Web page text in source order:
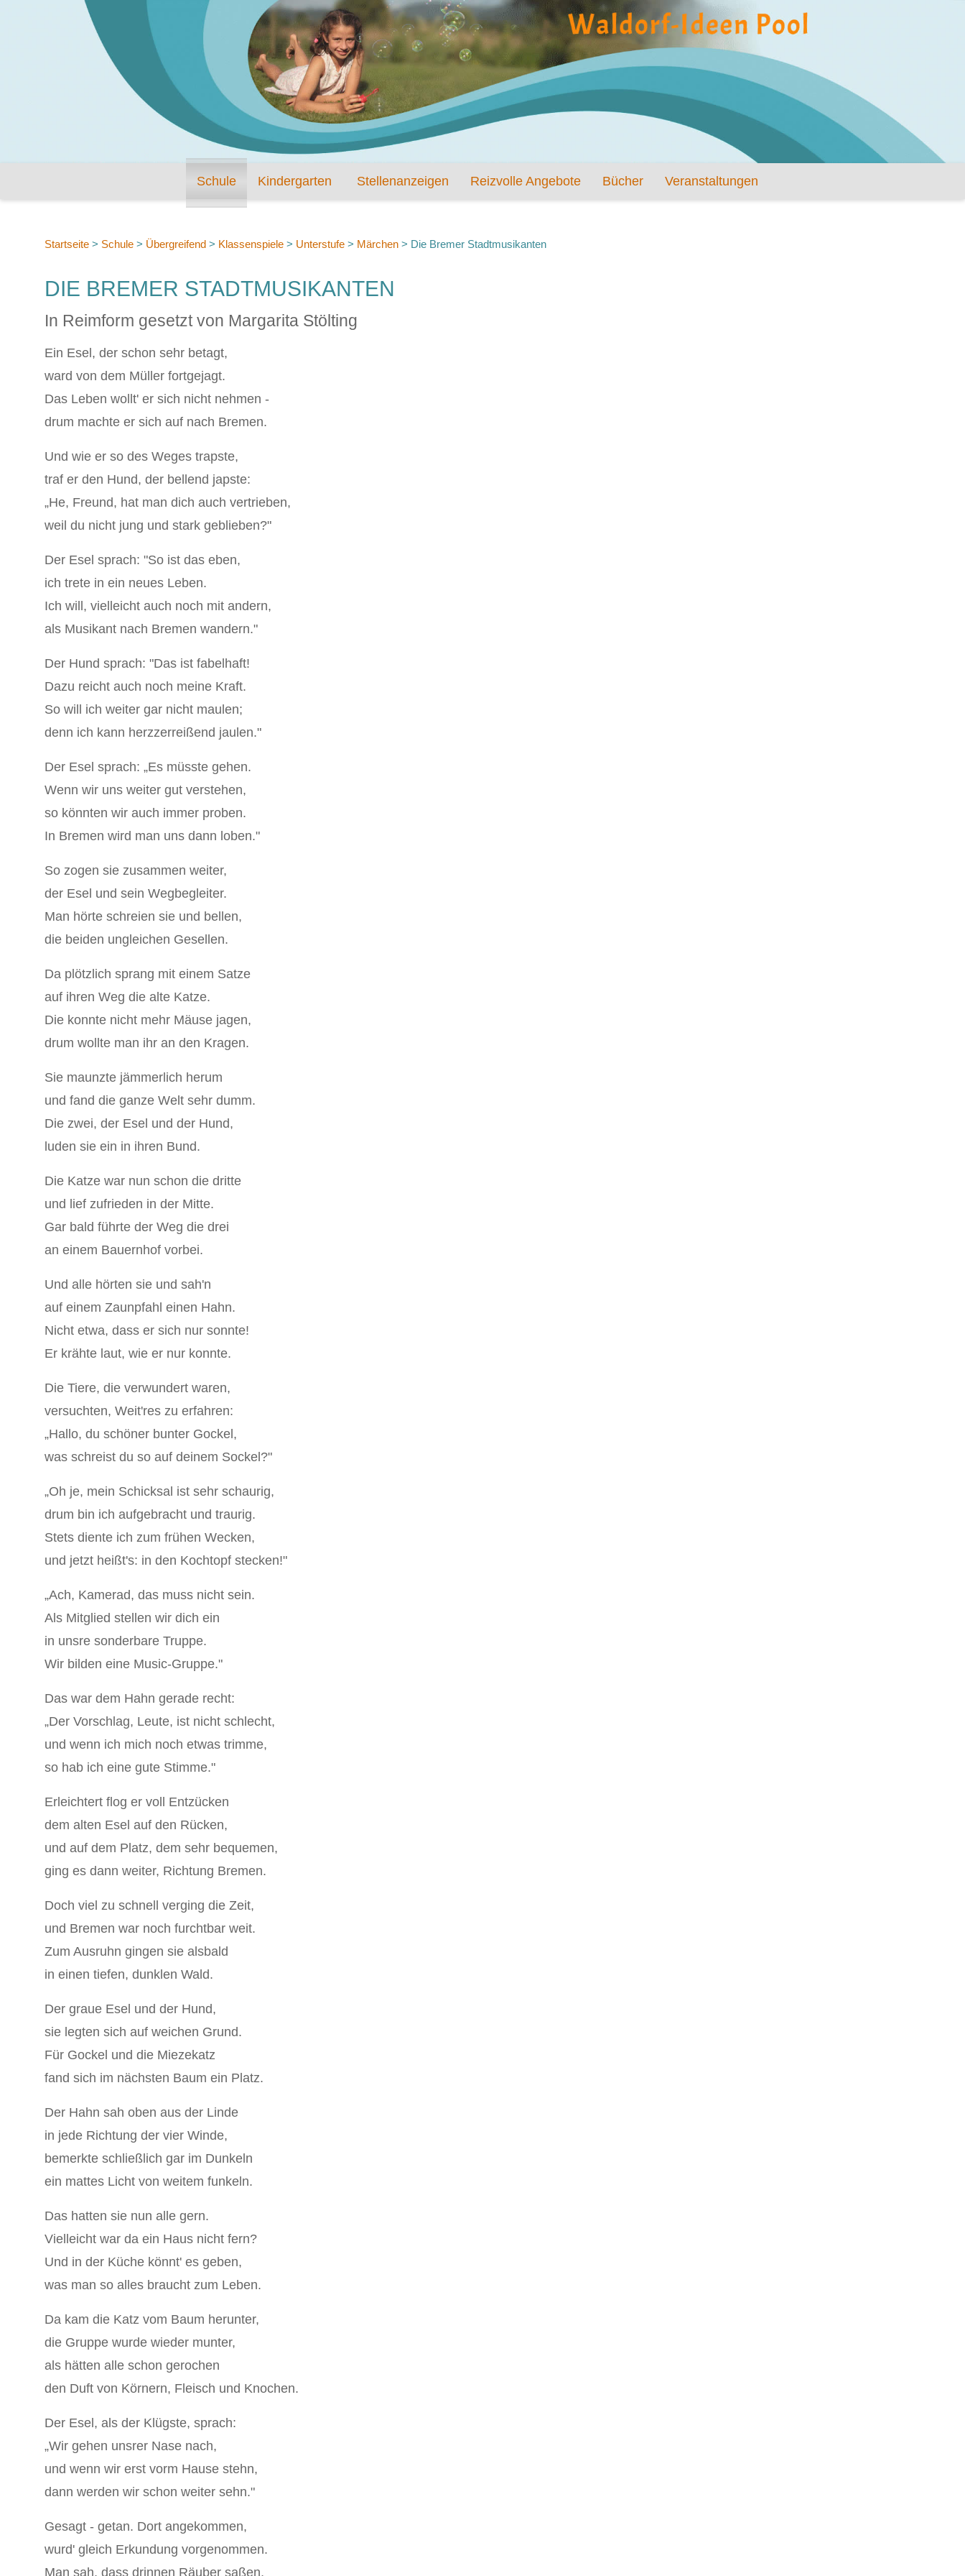
Schule Kindergarten Stellenanzeigen Reizvolle Angebote Bücher Veranstaltungen
Startseite > Schule > Übergreifend > Klassenspiele > Unterstufe > Märchen > Die Bremer Stadtmusikanten
DIE BREMER STADTMUSIKANTEN
In Reimform gesetzt von Margarita Stölting
Ein Esel, der schon sehr betagt,
ward von dem Müller fortgejagt.
Das Leben wollt' er sich nicht nehmen -
drum machte er sich auf nach Bremen.
Und wie er so des Weges trapste,
traf er den Hund, der bellend japste:
„He, Freund, hat man dich auch vertrieben,
weil du nicht jung und stark geblieben?"
Der Esel sprach: "So ist das eben,
ich trete in ein neues Leben.
Ich will, vielleicht auch noch mit andern,
als Musikant nach Bremen wandern."
Der Hund sprach: "Das ist fabelhaft!
Dazu reicht auch noch meine Kraft.
So will ich weiter gar nicht maulen;
denn ich kann herzzerreißend jaulen."
Der Esel sprach: „Es müsste gehen.
Wenn wir uns weiter gut verstehen,
so könnten wir auch immer proben.
In Bremen wird man uns dann loben."
So zogen sie zusammen weiter,
der Esel und sein Wegbegleiter.
Man hörte schreien sie und bellen,
die beiden ungleichen Gesellen.
Da plötzlich sprang mit einem Satze
auf ihren Weg die alte Katze.
Die konnte nicht mehr Mäuse jagen,
drum wollte man ihr an den Kragen.
Sie maunzte jämmerlich herum
und fand die ganze Welt sehr dumm.
Die zwei, der Esel und der Hund,
luden sie ein in ihren Bund.
Die Katze war nun schon die dritte
und lief zufrieden in der Mitte.
Gar bald führte der Weg die drei
an einem Bauernhof vorbei.
Und alle hörten sie und sah'n
auf einem Zaunpfahl einen Hahn.
Nicht etwa, dass er sich nur sonnte!
Er krähte laut, wie er nur konnte.
Die Tiere, die verwundert waren,
versuchten, Weit'res zu erfahren:
„Hallo, du schöner bunter Gockel,
was schreist du so auf deinem Sockel?"
„Oh je, mein Schicksal ist sehr schaurig,
drum bin ich aufgebracht und traurig.
Stets diente ich zum frühen Wecken,
und jetzt heißt's: in den Kochtopf stecken!"
„Ach, Kamerad, das muss nicht sein.
Als Mitglied stellen wir dich ein
in unsre sonderbare Truppe.
Wir bilden eine Music-Gruppe."
Das war dem Hahn gerade recht:
„Der Vorschlag, Leute, ist nicht schlecht,
und wenn ich mich noch etwas trimme,
so hab ich eine gute Stimme."
Erleichtert flog er voll Entzücken
dem alten Esel auf den Rücken,
und auf dem Platz, dem sehr bequemen,
ging es dann weiter, Richtung Bremen.
Doch viel zu schnell verging die Zeit,
und Bremen war noch furchtbar weit.
Zum Ausruhn gingen sie alsbald
in einen tiefen, dunklen Wald.
Der graue Esel und der Hund,
sie legten sich auf weichen Grund.
Für Gockel und die Miezekatz
fand sich im nächsten Baum ein Platz.
Der Hahn sah oben aus der Linde
in jede Richtung der vier Winde,
bemerkte schließlich gar im Dunkeln
ein mattes Licht von weitem funkeln.
Das hatten sie nun alle gern.
Vielleicht war da ein Haus nicht fern?
Und in der Küche könnt' es geben,
was man so alles braucht zum Leben.
Da kam die Katz vom Baum herunter,
die Gruppe wurde wieder munter,
als hätten alle schon gerochen
den Duft von Körnern, Fleisch und Knochen.
Der Esel, als der Klügste, sprach:
„Wir gehen unsrer Nase nach,
und wenn wir erst vorm Hause stehn,
dann werden wir schon weiter sehn."
Gesagt - getan. Dort angekommen,
wurd' gleich Erkundung vorgenommen.
Man sah, dass drinnen Räuber saßen,